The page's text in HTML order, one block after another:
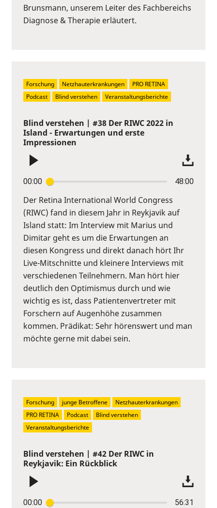
Brunsmann, unserem Leiter des Fachbereichs
Diagnose & Therapie erläutert.
Blind verstehen | #38 Der RIWC 2022 in
Island - Erwartungen und erste
Impressionen
00:00 48:00
Der Retina International World Congress
(RIWC) fand in diesem Jahr in Reykjavik auf
Island statt: Im Interview mit Marius und
Dimitar geht es um die Erwartungen an
diesen Kongress und direkt danach hört Ihr
Live-Mitschnitte und kleinere Interviews mit
verschiedenen Teilnehmern. Man hört hier
deutlich den Optimismus durch und wie
wichtig es ist, dass Patientenvertreter mit
Forschern auf Augenhöhe zusammen
kommen. Prädikat: Sehr hörenswert und man
möchte gerne mit dabei sein.
Forschung Netzhauterkrankungen
PRO RETINA
Podcast
Blind verstehen Veranstaltungsberichte
Blind verstehen | #42 Der RIWC in
Reykjavik: Ein Rückblick
00:00 56:31
Forschung junge Betroffene
Netzhauterkrankungen
PRO RETINA
Podcast
Blind verstehen
Veranstaltungsberichte